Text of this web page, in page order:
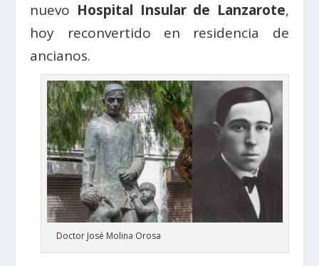
nuevo Hospital Insular de Lanzarote,
hoy reconvertido en residencia de
ancianos.
Doctor José Molina Orosa